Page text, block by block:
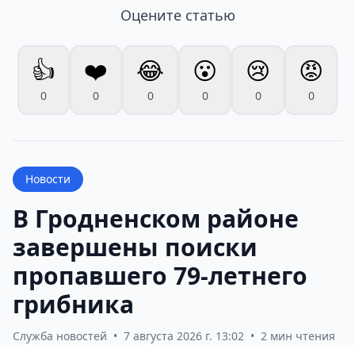
Оцените статью
👍
0
❤️
0
😂
0
😮
0
😢
0
😡
0
Новости
В Гродненском районе
завершены поиски
пропавшего 79-летнего
грибника
Служба новостей • 7 августа 2026 г. 13:02 • 2 мин чтения